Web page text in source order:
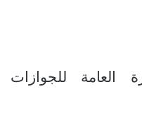
العامة للجوازات